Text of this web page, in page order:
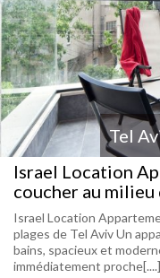
Tel
Israel Location
coucher au milieu
Israel Location
plages de Tel Aviv Un
bains, spacieux et
immédiatement proche[....]